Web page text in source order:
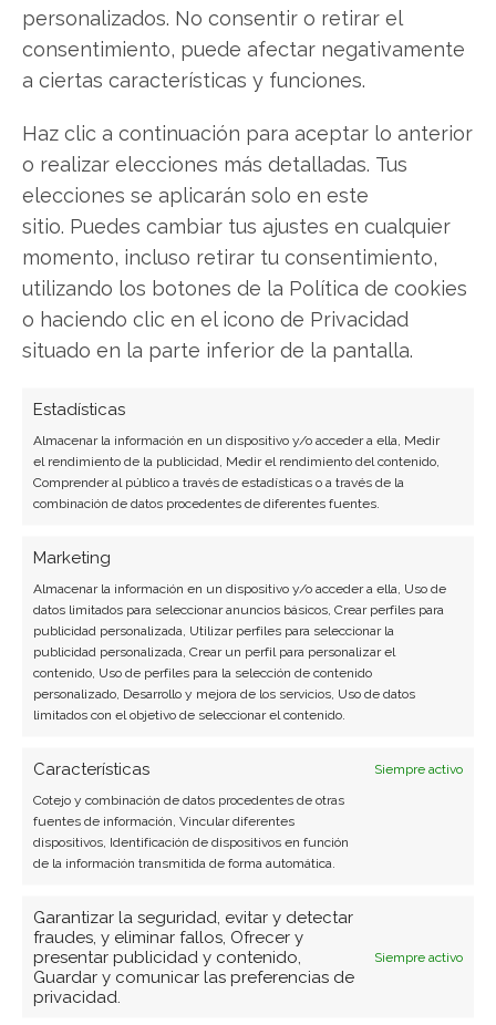
personalizados. No consentir o retirar el
consentimiento, puede afectar negativamente
a ciertas características y funciones.
Haz clic a continuación para aceptar lo anterior
o realizar elecciones más detalladas. Tus
elecciones se aplicarán solo en este
sitio. Puedes cambiar tus ajustes en cualquier
momento, incluso retirar tu consentimiento,
utilizando los botones de la Política de cookies
o haciendo clic en el icono de Privacidad
situado en la parte inferior de la pantalla.
Estadísticas
Almacenar la información en un dispositivo y/o acceder a ella, Medir
el rendimiento de la publicidad, Medir el rendimiento del contenido,
Comprender al público a través de estadísticas o a través de la
combinación de datos procedentes de diferentes fuentes.
Marketing
Almacenar la información en un dispositivo y/o acceder a ella, Uso de
datos limitados para seleccionar anuncios básicos, Crear perfiles para
publicidad personalizada, Utilizar perfiles para seleccionar la
publicidad personalizada, Crear un perfil para personalizar el
contenido, Uso de perfiles para la selección de contenido
personalizado, Desarrollo y mejora de los servicios, Uso de datos
limitados con el objetivo de seleccionar el contenido.
Características
Siempre activo
Cotejo y combinación de datos procedentes de otras
fuentes de información, Vincular diferentes
dispositivos, Identificación de dispositivos en función
de la información transmitida de forma automática.
Garantizar la seguridad, evitar y detectar
fraudes, y eliminar fallos, Ofrecer y
presentar publicidad y contenido,
Guardar y comunicar las preferencias de
privacidad.
Siempre activo
La pregunta que queda abierta es estructural.
Durante dos años, el mercado pagó por los
chips. La semana pasada, empezó a pagar por
de código que convierten chips y megavatios en
recorrer esta cadena antes de que los múltiplos
Que tengan un excelente fin de semana.
Saludos cordiales,
Redacción Tecnología-Informática
SAP: ¿Comprar o vender? El nuevo Análisis de
SAP del 1 de agosto tiene la respuesta:
Los últimos resultados de SAP son
contundentes: Acción inmediata requerida para
los inversores de SAP. ¿Merece la pena invertir o
es momento de vender? En el Análisis gratuito
actual del 1 de agosto descubrirá exactamente
qué hacer.
SAP: ¿Comprar o vender? ¡Lee más aquí!
inteligencia artificial Inversión financiera
tecnología